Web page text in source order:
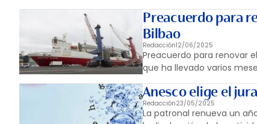
Preacuerdo para
Bilbao
Redacción12/06/2025
Preacuerdo para renovar
que ha llevado varios
Anesco elige el
Redacción23/05/2025
La patronal renueva un